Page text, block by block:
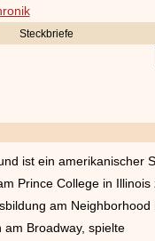
Steckbriefe
ist ein amerikanischer
Prince College in
am Neighborhood
Broadway, spielte